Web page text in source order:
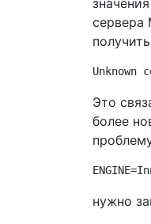
сервера
Это
более
нужно